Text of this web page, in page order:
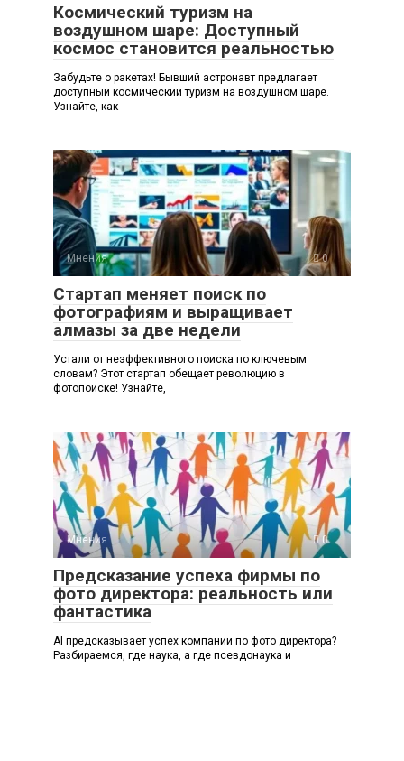
Космический туризм на
воздушном шаре: Доступный
космос становится реальностью
Забудьте о ракетах! Бывший астронавт предлагает
доступный космический туризм на воздушном шаре.
Узнайте, как
Мнения 0
Стартап меняет поиск по
фотографиям и выращивает
алмазы за две недели
Устали от неэффективного поиска по ключевым
словам? Этот стартап обещает революцию в
фотопоиске! Узнайте,
Мнения 0
Предсказание успеха фирмы по
фото директора: реальность или
фантастика
AI предсказывает успех компании по фото директора?
Разбираемся, где наука, а где псевдонаука и